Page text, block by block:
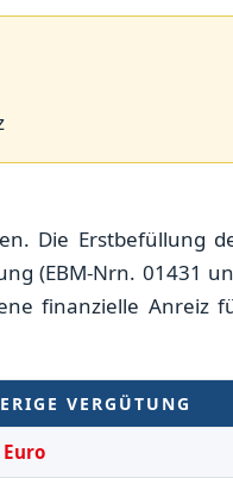
Die Erstbefüllung
(EBM-Nrn. 01431
finanzielle Anreiz
VERGÜTUNG
Euro